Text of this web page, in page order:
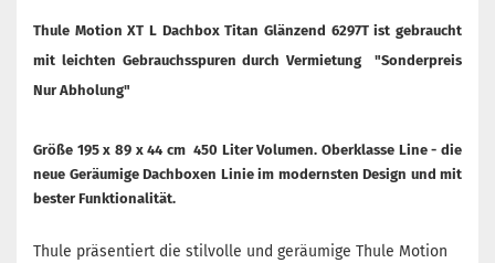
Thule Motion XT L Dachbox Titan Glänzend 6297T ist gebraucht
mit leichten Gebrauchsspuren durch Vermietung "Sonderpreis
Nur Abholung"
Größe 195 x 89 x 44 cm 450 Liter Volumen. Oberklasse Line - die
neue Geräumige Dachboxen Linie im modernsten Design und mit
bester Funktionalität.
Thule präsentiert die stilvolle und geräumige Thule Motion